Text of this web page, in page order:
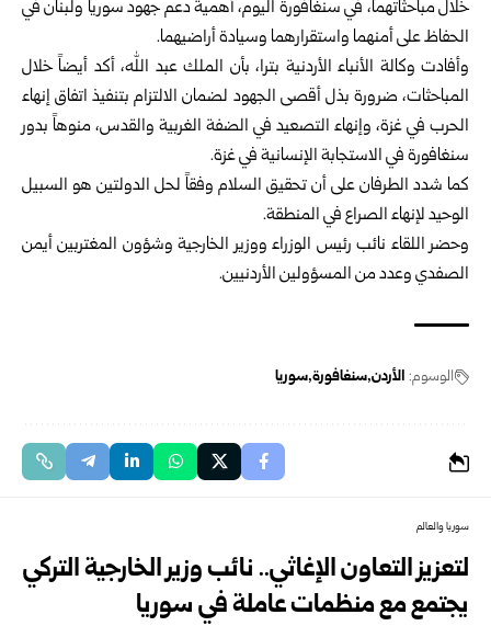
خلال مباحثاتهما، في سنغافورة اليوم، أهمية دعم جهود سوريا ولبنان في
الحفاظ على أمنهما واستقرارهما وسيادة أراضيهما.
وأفادت وكالة الأنباء الأردنية بترا، بأن الملك عبد الله، أكد أيضاً خلال
المباحثات، ضرورة بذل أقصى الجهود لضمان الالتزام بتنفيذ اتفاق إنهاء
الحرب فيغزة، وإنهاء التصعيد في الضفة الغربية والقدس، منوهاً بدور
سنغافورة في الاستجابة الإنسانية في غزة.
كما شدد الطرفان على أن تحقيق السلام وفقاً لحل الدولتين هو السبيل
الوحيد لإنهاء الصراع في المنطقة.
وحضر اللقاء نائب رئيس الوزراء ووزير الخارجية وشؤون المغتربين أيمن
الصفدي وعدد من المسؤولين الأردنيين.
الوسوم: الأردن سنغافورة سوريا
سوريا والعالم
لتعزيز التعاون الإغاثي.. نائب وزير الخارجية التركي
يجتمع مع منظمات عاملة في سوريا